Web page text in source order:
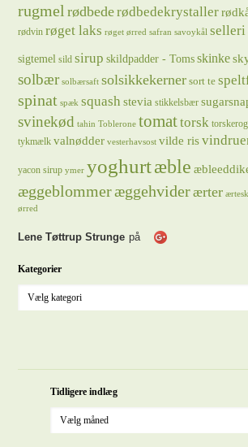
rugmel rødbederødbedekrystaller
rødvin røget laks røget ørred safran savoykål selleri
sigtemel sild sirup skildpadder - Toms skinke
solbær solbærsaft solsikkekerner sort te
spinat spæk squash stevia stikkelsbær
svinekød tahin Toblerone tomattorsk
tykmælk valnødder vesterhavsost vilde ris
yacon sirup ymer yoghurtæble
æggeblommeræggehviderærter
ørred
Lene Tøttrup Strunge på
Kategorier
Tidligere indlæg